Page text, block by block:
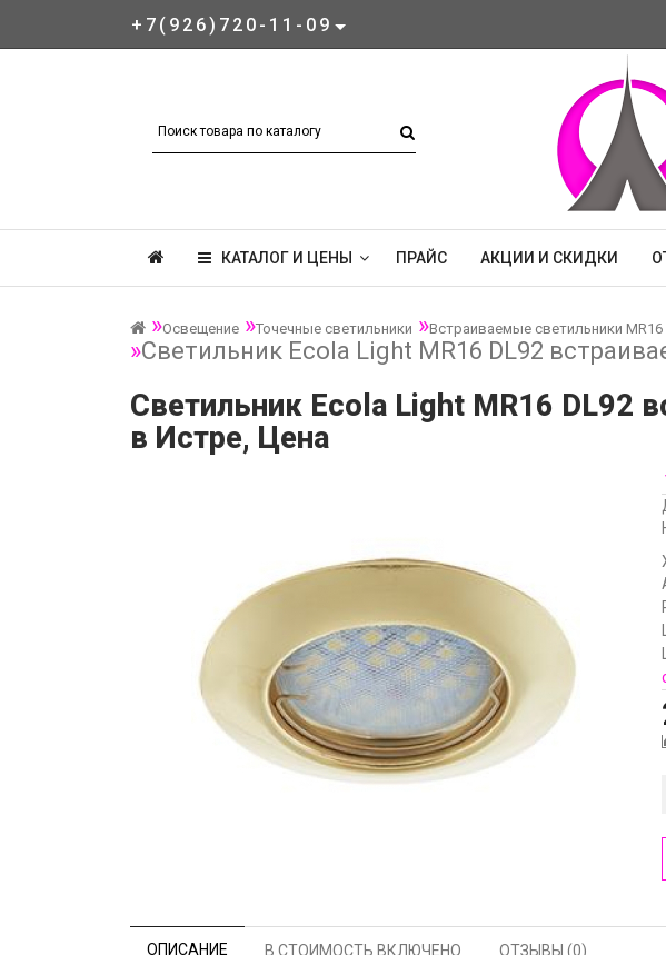
+7(926)720-11-09
КАТАЛОГ И ЦЕНЫ ПРАЙС АКЦИИ И СКИДКИ
Освещение Точечные светильники Встраиваемые светильники MR16
Светильник Ecola Light MR16 DL92
Светильник Ecola Light MR16 DL92
в Истре, Цена
ОПИСАНИЕ В СТОИМОСТЬ ВКЛЮЧЕНО ОТЗЫВЫ (0)